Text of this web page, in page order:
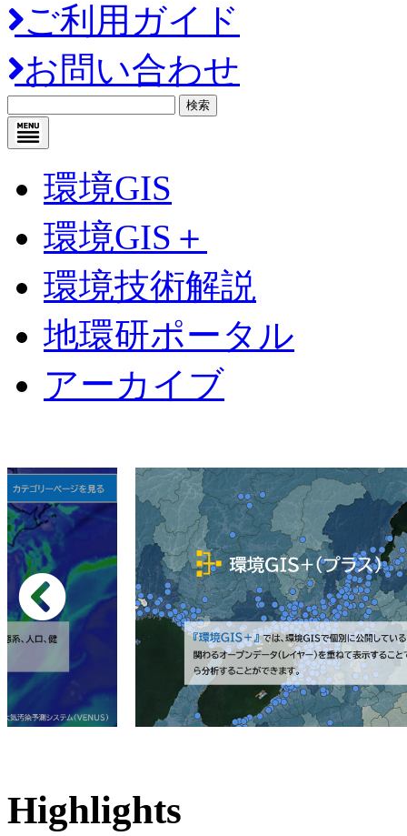
ご利用ガイド
お問い合わせ
検索
環境GIS
環境GIS＋
環境技術解説
地環研ポータル
アーカイブ
Highlights